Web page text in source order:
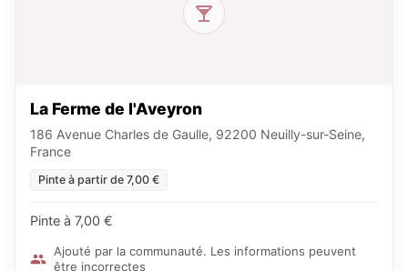
La Ferme de l'Aveyron
186 Avenue Charles de Gaulle, 92200 Neuilly-sur-Seine,
France
Pinte à partir de 7,00 €
Pinte à 7,00 €
Ajouté par la communauté. Les informations peuvent
être incorrectes